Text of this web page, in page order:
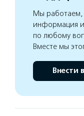
Мы работаем,
информация
по любому
Вместе мы
Внести